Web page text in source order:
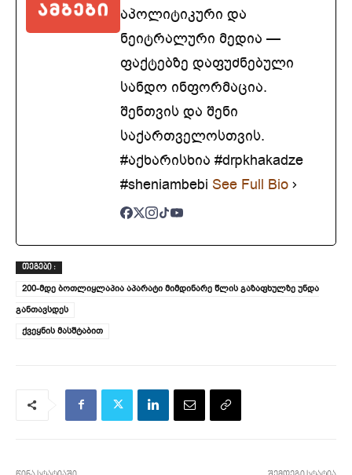
აპოლიტიკური და
ნეიტრალური მედია —
ფაქტებზე დაფუძნებული
სანდო ინფორმაცია.
შენთვის და შენი
საქართველოსთვის.
#აქხარისხია #drpkhakadze
#sheniambebi See Full Bio
ᲗᲔᲒᲔᲑᲘ :
200-მდე ბოთლიყლაპია აპარატი მიმდინარე წლის გაზაფხულზე უნდა
განთავსდეს
ქვეყნის მასშტაბით